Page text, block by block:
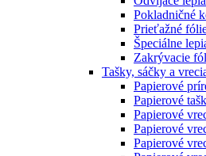
Pokladničné
Prieťažné
Špeciálne
Zakrývacie
Tašky, sáčky a
Papierové
Papierové
Papierové
Papierové
Papierové